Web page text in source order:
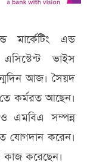
মার্কেটিং এন্ড
ভাইস
আজ। সৈয়দ
কর্মরত আছেন।
ও এমবিএ সম্পন্ন
যোগদান করেন।
করেছেন।